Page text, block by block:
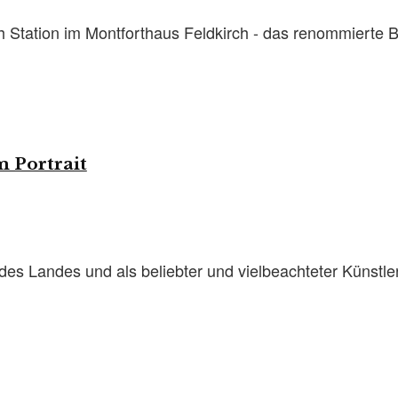
im Montforthaus Feldkirch - das renommierte
Portrait
Landes und als beliebter und vielbeachteter